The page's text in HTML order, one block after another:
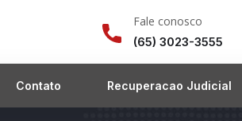
Fale conosco
(65) 3023-3555
Contato Recuperacao Judicial